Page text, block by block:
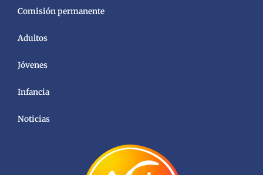
Comisión permanente
Adultos
Jóvenes
Infancia
Noticias